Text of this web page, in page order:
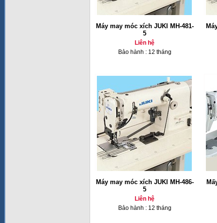
Máy may móc xích JUKI MH-481-
5
Liên hệ
Bảo hành : 12 tháng
Máy may móc xích JUKI MH-486-
5
Liên hệ
Bảo hành : 12 tháng